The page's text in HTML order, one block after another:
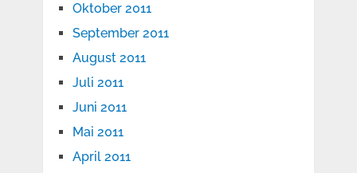
Oktober 2011
September 2011
August 2011
Juli 2011
Juni 2011
Mai 2011
April 2011